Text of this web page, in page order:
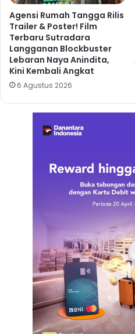
Agensi Rumah Tangga Rilis
Trailer & Poster! Film
Terbaru Sutradara
Langganan Blockbuster
Lebaran Naya Anindita,
Kini Kembali Angkat
6 Agustus 2026